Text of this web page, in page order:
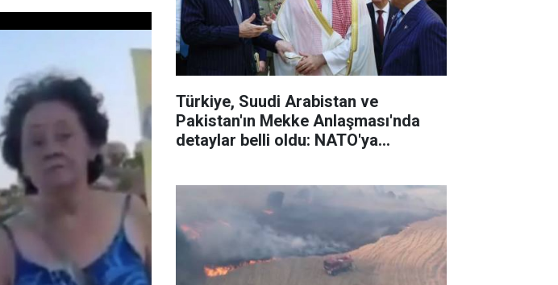
Türkiye, Suudi Arabistan ve
Pakistan'ın Mekke Anlaşması'nda
detaylar belli oldu: NATO'ya